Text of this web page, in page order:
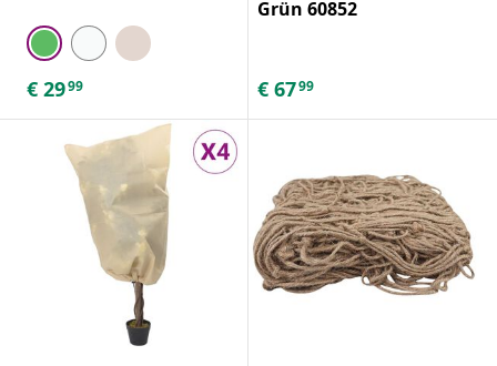
€ 2999
Grün 60852
€ 6799